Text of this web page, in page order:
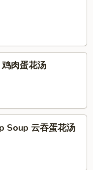
肉蛋花汤
Soup 云吞蛋花汤